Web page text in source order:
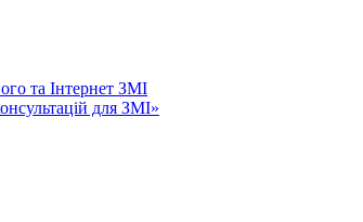
та Інтернет ЗМІ
для ЗМІ»